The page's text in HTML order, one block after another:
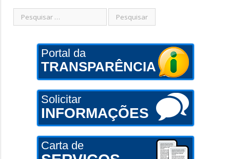
Portal da
TRANSPARÊNCIA
Solicitar
INFORMAÇÕES
Carta de